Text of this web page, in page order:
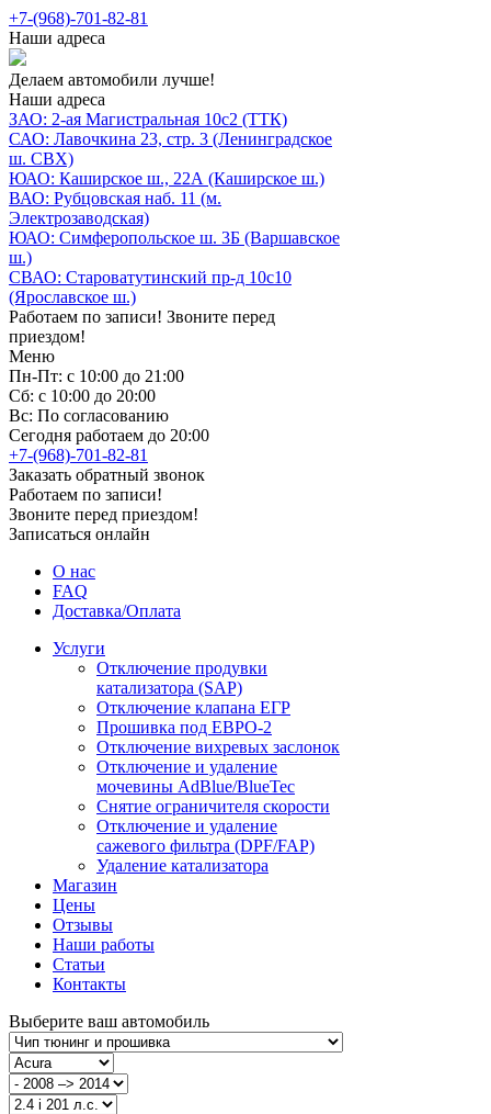
+7-(968)-701-82-81
Наши адреса
Делаем автомобили лучше!
Наши адреса
ЗАО: 2-ая Магистральная 10с2 (ТТК)
САО: Лавочкина 23, стр. 3 (Ленинградское
ш. СВХ)
ЮАО: Каширское ш., 22А (Каширское ш.)
ВАО: Рубцовская наб. 11 (м.
Электрозаводская)
ЮАО: Симферопольское ш. 3Б (Варшавское
ш.)
СВАО: Староватутинский пр-д 10с10
(Ярославское ш.)
Работаем по записи! Звоните перед
приездом!
Меню
Пн-Пт: с 10:00 до 21:00
Сб: с 10:00 до 20:00
Вс: По согласованию
Сегодня работаем до 20:00
+7-(968)-701-82-81
Заказать обратный звонок
Работаем по записи!
Звоните перед приездом!
Записаться онлайн
О нас
FAQ
Доставка/Оплата
Услуги
Отключение продувки
катализатора (SAP)
Отключение клапана ЕГР
Прошивка под ЕВРО-2
Отключение вихревых заслонок
Отключение и удаление
мочевины AdBlue/BlueTec
Снятие ограничителя скорости
Отключение и удаление
сажевого фильтра (DPF/FAP)
Удаление катализатора
Магазин
Цены
Отзывы
Наши работы
Статьи
Контакты
Выберите ваш автомобиль